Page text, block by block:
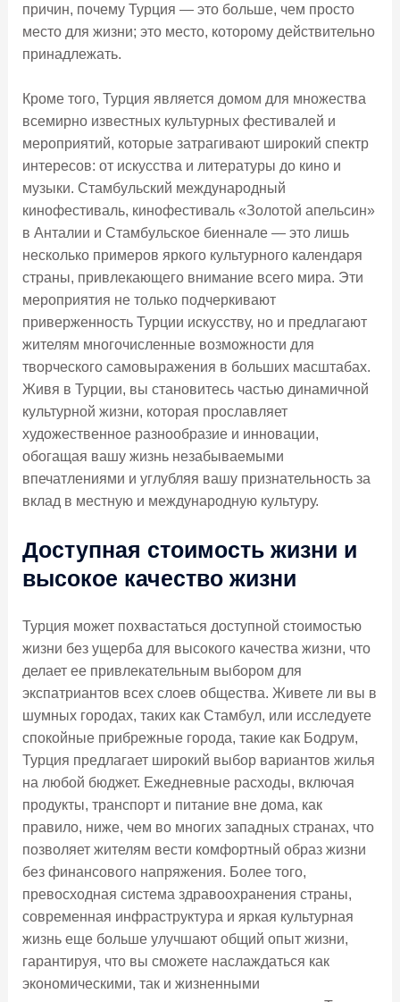
причин, почему Турция — это больше, чем просто
место для жизни; это место, которому действительно
принадлежать.
Кроме того, Турция является домом для множества
всемирно известных культурных фестивалей и
мероприятий, которые затрагивают широкий спектр
интересов: от искусства и литературы до кино и
музыки. Стамбульский международный
кинофестиваль, кинофестиваль «Золотой апельсин»
в Анталии и Стамбульское биеннале — это лишь
несколько примеров яркого культурного календаря
страны, привлекающего внимание всего мира. Эти
мероприятия не только подчеркивают
приверженность Турции искусству, но и предлагают
жителям многочисленные возможности для
творческого самовыражения в больших масштабах.
Живя в Турции, вы становитесь частью динамичной
культурной жизни, которая прославляет
художественное разнообразие и инновации,
обогащая вашу жизнь незабываемыми
впечатлениями и углубляя вашу признательность за
вклад в местную и международную культуру.
Доступная стоимость жизни и
высокое качество жизни
Турция может похвастаться доступной стоимостью
жизни без ущерба для высокого качества жизни, что
делает ее привлекательным выбором для
экспатриантов всех слоев общества. Живете ли вы в
шумных городах, таких как Стамбул, или исследуете
спокойные прибрежные города, такие как Бодрум,
Турция предлагает широкий выбор вариантов жилья
на любой бюджет. Ежедневные расходы, включая
продукты, транспорт и питание вне дома, как
правило, ниже, чем во многих западных странах, что
позволяет жителям вести комфортный образ жизни
без финансового напряжения. Более того,
превосходная система здравоохранения страны,
современная инфраструктура и яркая культурная
жизнь еще больше улучшают общий опыт жизни,
гарантируя, что вы сможете наслаждаться как
экономическими, так и жизненными